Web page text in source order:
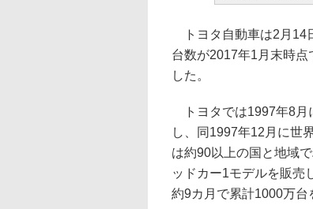
トヨタ自動車は2月14
台数が2017年1月末時
した。
トヨタでは1997年8月
し、同1997年12月に世
は約90以上の国と地域
ッドカー1モデルを販売
約9カ月で累計1000万台